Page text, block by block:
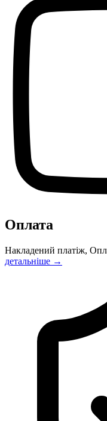
Оплата
Накладений платіж,
детальніше →